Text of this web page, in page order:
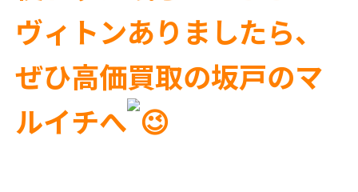
ヴィトンありましたら、
ぜひ高価買取の坂戸のマ
ルイチへ